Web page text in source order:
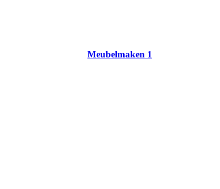
Meubelmaken 1